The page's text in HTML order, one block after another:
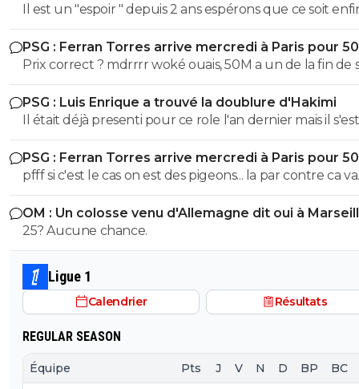
Il est un "espoir " depuis 2 ans espérons que ce soit enfin son
tour . S'il ne se blesse plus c'est un futur BON àà ce
PSG : Ferran Torres arrive mercredi à Paris pour
Prix correct ? mdrrrr woké ouais, 50M a un de la fin de
contrat, la blague, venez pas pleurer quand je
sur Godts
PSG : Luis Enrique a trouvé la doublure d'Hakimi
Il était déjà presenti pour ce role l'an dernier mais il
l'épaule en juin 2025 avec l'EDF et ça a pourri sa 1ere
de saison. Espérons que ça colle cette fois ci
PSG : Ferran Torres arrive mercredi à Paris pour
pfff si c'est le cas on est des pigeons... la par contre ca va
choquer personne ? On galere a mettre 10M de plus sur
Godts tout le monde m'explique "gneuh gneuh c'est
normal on veut pas surpayer" alors qu'on joue les
10M pres. Mais un mec remplacant au Barca dans la derniere
année de son contrat et qui a flop a city, mettre 50M
eux ils otn eu Adeymi pour 29M on va vouloir me faire
la pillule que c'est bien ? et allez vous faire foutre C'est
Kroupi Jr qu'il fallait putain !
OM : Un colosse venu d'Allemagne dit oui à
25? Aucune chance.
Ligue 1
Calendrier Résultats
REGULAR SEASON
Équipe Pts J V N D BP BC